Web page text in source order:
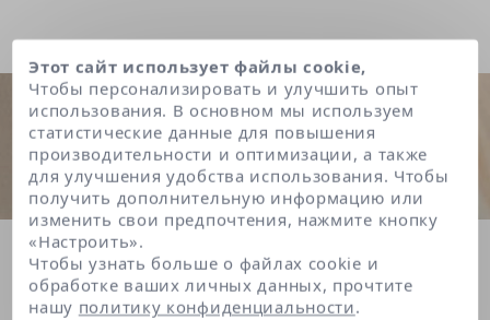
Главная Asiaticoside
Этот сайт использует файлы cookie,
Чтобы персонализировать и улучшить опыт
использования. В основном мы используем
статистические данные для повышения
производительности и оптимизации, а также
для улучшения удобства использования. Чтобы
получить дополнительную информацию или
изменить свои предпочтения, нажмите кнопку
«Настроить».
Чтобы узнать больше о файлах cookie и
обработке ваших личных данных, прочтите
нашу политику конфиденциальности.